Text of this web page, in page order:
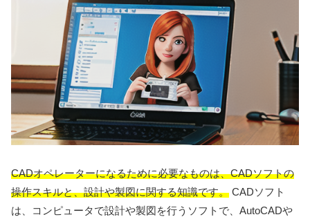
CADオペレーターになるために必要なものは、CADソフトの
操作スキルと、設計や製図に関する知識です。 CADソフト
は、コンピュータで設計や製図を行うソフトで、AutoCADや